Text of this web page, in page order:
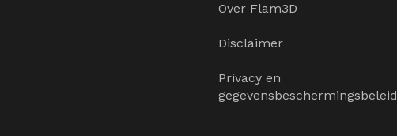
Over Flam3D
Disclaimer
Privacy en
gegevensbeschermingsbeleid